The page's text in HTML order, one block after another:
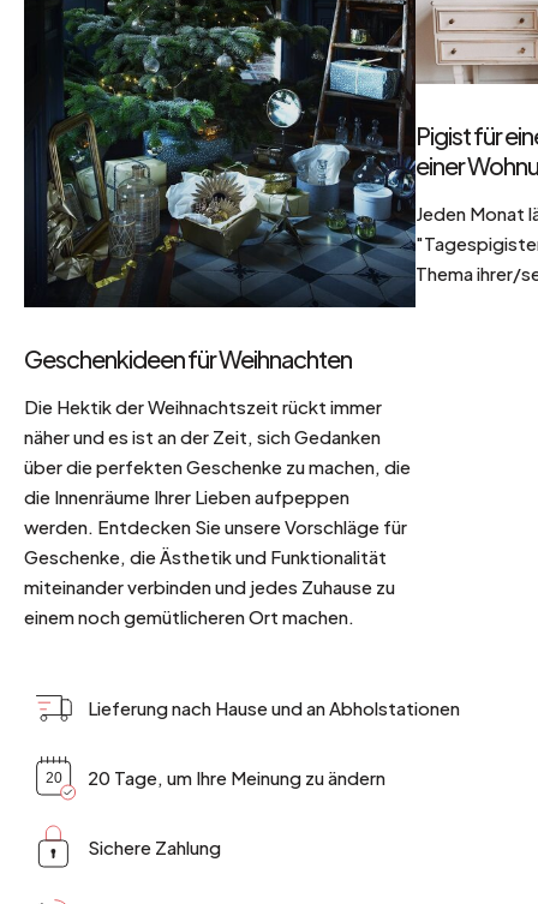
Geschenkideen für Weihnachten
Die Hektik der Weihnachtszeit rückt immer
näher und es ist an der Zeit, sich Gedanken
über die perfekten Geschenke zu machen, die
die Innenräume Ihrer Lieben aufpeppen
werden. Entdecken Sie unsere Vorschläge für
Geschenke, die Ästhetik und Funktionalität
miteinander verbinden und jedes Zuhause zu
einem noch gemütlicheren Ort machen.
Pigist für
einer
Jeden Monat
Thema ihrer/
Lieferung nach Hause und an Abholstationen
20 Tage, um Ihre Meinung zu ändern
Sichere Zahlung